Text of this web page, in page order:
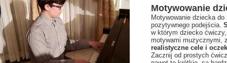
Motywowanie
Motywowanie dziecka
pozytywnego podejścia.
w którym dziecko
motywami muzycznymi,
realistyczne cele i
Zacznij od prostych